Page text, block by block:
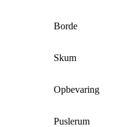
Borde
Skum
Opbevaring
Puslerum